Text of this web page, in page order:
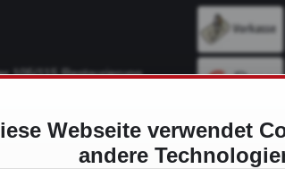
105/115 Restaurierung
Webseite verwendet
andere